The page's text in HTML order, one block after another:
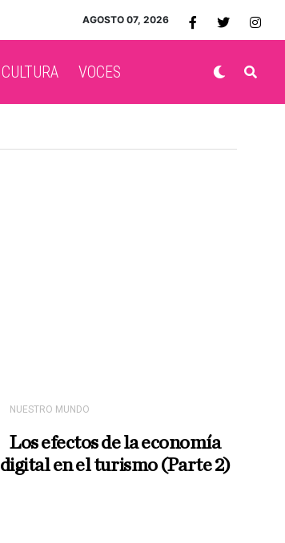
AGOSTO 07, 2026
CULTURA VOCES
NUESTRO MUNDO
Los efectos de la economía
digital en el turismo (Parte 2)